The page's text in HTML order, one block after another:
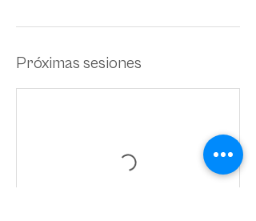
Próximas sesiones